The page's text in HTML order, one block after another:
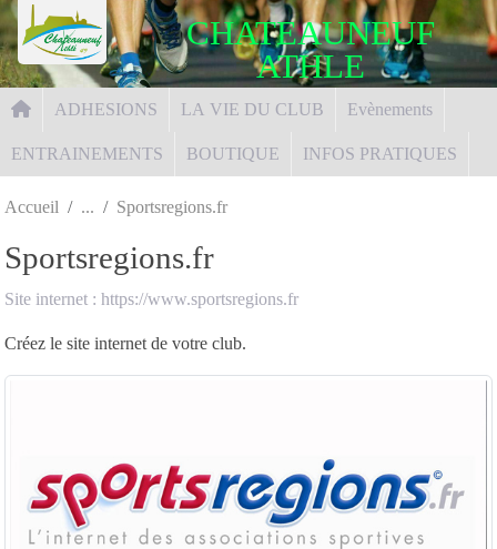
CHATEAUNEUF
ATHLE
ADHESIONS LA VIE DU CLUB Evènements
ENTRAINEMENTS BOUTIQUE INFOS PRATIQUES
Accueil Sportsregions.fr
Sportsregions.fr
Site internet : https://www.sportsregions.fr
Créez le site internet de votre club.
Panneau de gestion des cookies